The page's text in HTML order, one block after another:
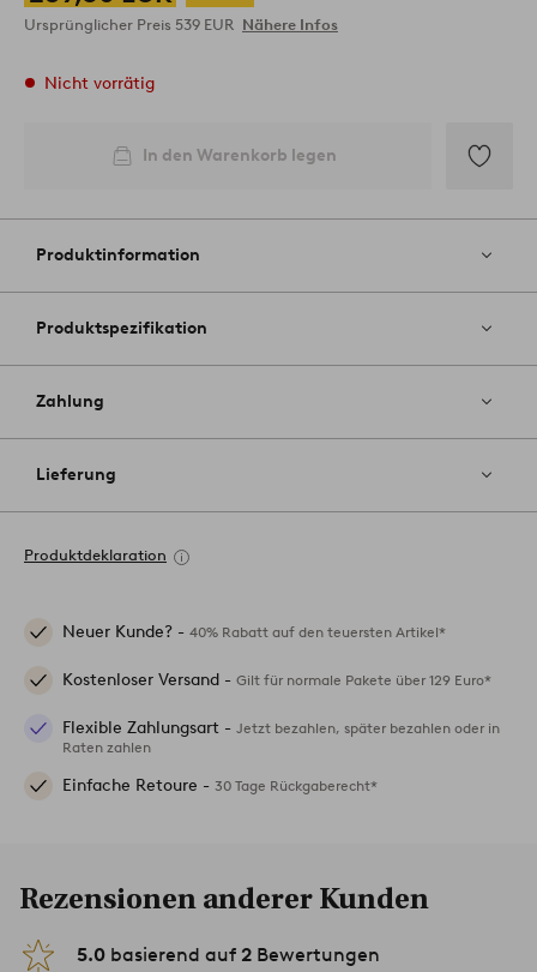
Ursprünglicher Preis 539 EUR Nähere Infos
Nicht vorrätig
In den Warenkorb legen
Favoriten
Produktinformation
Produktspezifikation
Zahlung
Lieferung
Produktdeklaration
Neuer Kunde? - 40% Rabatt auf den teuersten Artikel*
Kostenloser Versand - Gilt für normale Pakete über 129 Euro*
Flexible Zahlungsart - Jetzt bezahlen, später bezahlen oder in
Raten zahlen
Einfache Retoure - 30 Tage Rückgaberecht*
Rezensionen anderer Kunden
5.0 basierend auf 2 Bewertungen